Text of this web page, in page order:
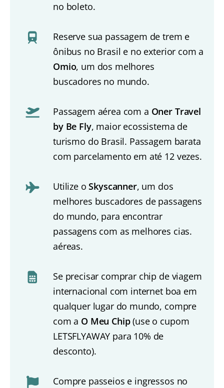
no boleto.
Reserve sua passagem de trem e
ônibus no Brasil e no exterior com a
Omio, um dos melhores
buscadores no mundo.
Passagem aérea com a Oner Travel
by Be Fly, maior ecossistema de
turismo do Brasil. Passagem barata
com parcelamento em até 12 vezes.
Utilize oSkyscanner, um dos
melhores buscadores de passagens
do mundo, para encontrar
passagens com as melhores cias.
aéreas.
Se precisar comprar chip de viagem
internacional com internet boa em
qualquer lugar do mundo, compre
com a O Meu Chip(use o cupom
LETSFLYAWAY para 10% de
desconto).
Compre passeios e ingressos no